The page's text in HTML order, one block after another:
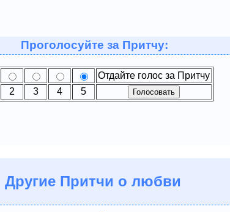
Проголосуйте за Притчу:
Отдайте голос за Притчу
2 3 4 5
Другие Притчи о любви